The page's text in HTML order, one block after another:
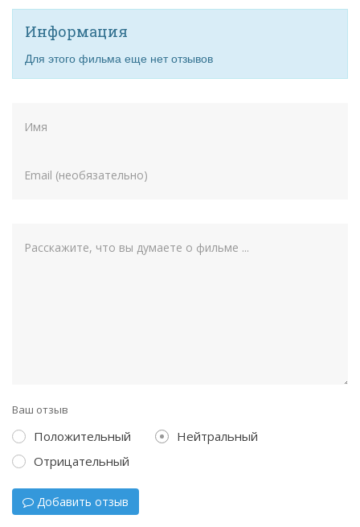
Информация
Для этого фильма еще нет отзывов
Ваш отзыв
Положительный
Нейтральный
Отрицательный
Добавить отзыв